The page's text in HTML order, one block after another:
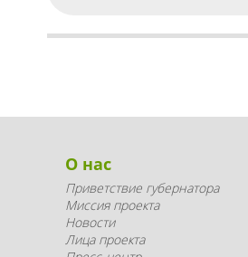
О нас
Приветствие губернатора
Миссия проекта
Новости
Лица проекта